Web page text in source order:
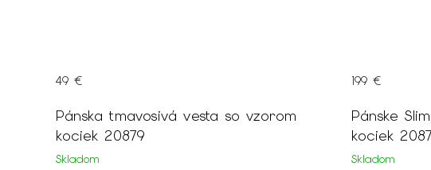
Pánska tmavosivá vesta so vzorom
kociek 20879
Skladom
49 €
Pánske
kociek
Skladom
199 €